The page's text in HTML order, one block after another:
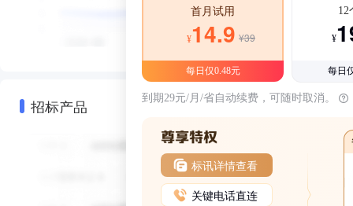
招标产品
首月试用
¥14.9 ¥39
每日仅0.48元
12
¥
每日
到期29元/月/省自动续费，可随时取消。
标讯详情查看
关键电话直连